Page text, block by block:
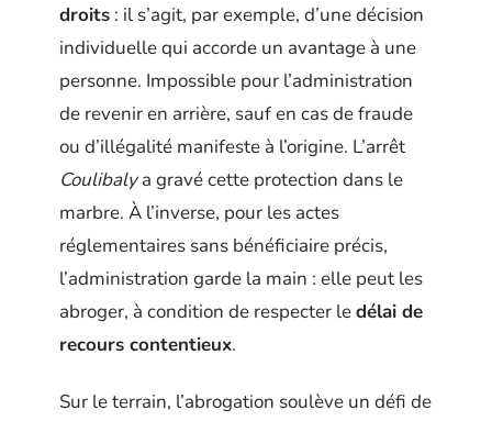
droits : il s’agit, par exemple, d’une décision
individuelle qui accorde un avantage à une
personne. Impossible pour l’administration
de revenir en arrière, sauf en cas de fraude
ou d’illégalité manifeste à l’origine. L’arrêt
Coulibalya gravé cette protection dans le
marbre. À l’inverse, pour les actes
réglementaires sans bénéficiaire précis,
l’administration garde la main : elle peut les
abroger, à condition de respecter ledélai de
recours contentieux.
Sur le terrain, l’abrogation soulève un défi de